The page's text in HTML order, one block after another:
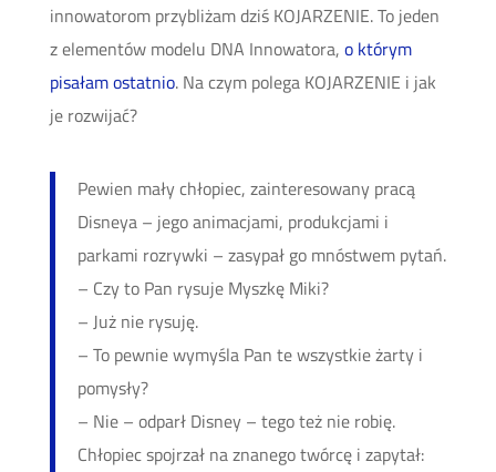
innowatorom przybliżam dziś KOJARZENIE. To jeden
z elementów modelu DNA Innowatora, o którym
pisałam ostatnio. Na czym polega KOJARZENIE i jak
je rozwijać?
Pewien mały chłopiec, zainteresowany pracą
Disneya – jego animacjami, produkcjami i
parkami rozrywki – zasypał go mnóstwem pytań.
– Czy to Pan rysuje Myszkę Miki?
– Już nie rysuję.
– To pewnie wymyśla Pan te wszystkie żarty i
pomysły?
– Nie – odparł Disney – tego też nie robię.
Chłopiec spojrzał na znanego twórcę i zapytał: